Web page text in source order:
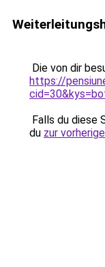
Die von dir
https://
Falls du diese
du zur